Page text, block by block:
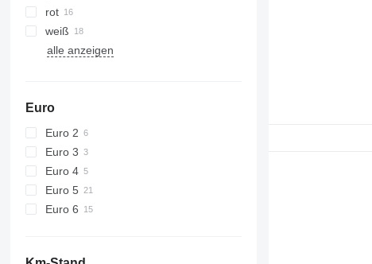
rot
weiß
alle anzeigen
Euro
Euro 2
Euro 3
Euro 4
Euro 5
Euro 6